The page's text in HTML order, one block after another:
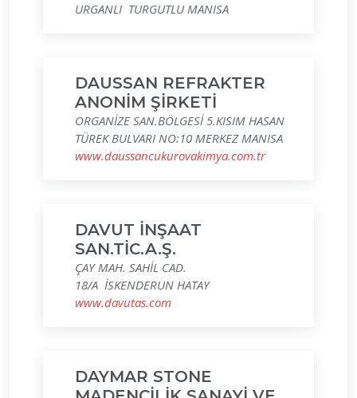
URGANLI TURGUTLU MANISA
DAUSSAN REFRAKTER
ANONİM ŞİRKETİ
ORGANİZE SAN.BÖLGESİ 5.KISIM HASAN
TÜREK BULVARI NO:10 MERKEZ MANISA
www.daussancukurovakimya.com.tr
DAVUT İNŞAAT
SAN.TİC.A.Ş.
ÇAY MAH. SAHİL CAD.
18/A İSKENDERUN HATAY
www.davutas.com
DAYMAR STONE